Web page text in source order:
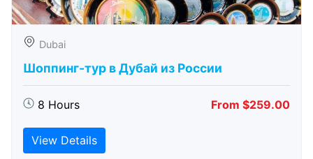
Dubai
Шоппинг-тур в Дубай из России
8 Hours From $259.00
View Details